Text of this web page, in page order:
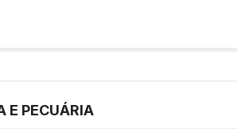
E PECUÁRIA